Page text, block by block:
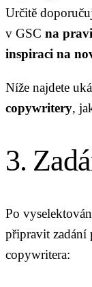
Určitě
v GSC na
inspiraci na
Níže najdete
copywritery,
3.
Po
připravit zadání
copywritera: